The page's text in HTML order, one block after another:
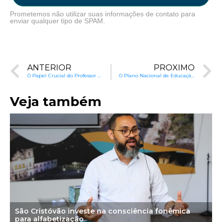
Prometemos não utilizar suas informações de contato para
enviar qualquer tipo de SPAM.
ANTERIOR
O Papel Crucial do Professor no Avanço da Educação Brasileira
PRÓXIMO
O Plano Nacional de Educação e o ajuste fiscal
Veja também
São Cristóvão investe na consciência fonêmica
para alfabetização